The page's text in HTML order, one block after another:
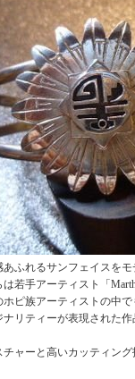
あふれるサンフェイスを
は若手アーティスト「
ホピ族アーティストの中
ナリティーが表現された
チャーと高いカッティン